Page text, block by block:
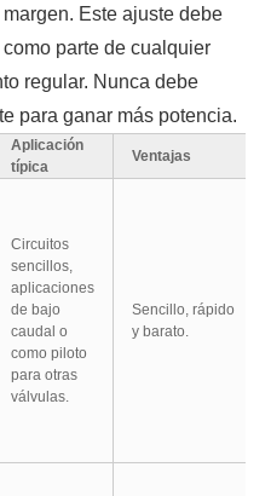
Este ajuste debe
parte de cualquier
regular. Nunca debe
para ganar más potencia.
Aplicación
típica
Ventajas
Circuitos
sencillos,
aplicaciones
de bajo
caudal o
como piloto
para otras
válvulas.
Sencillo, rápido
y barato.